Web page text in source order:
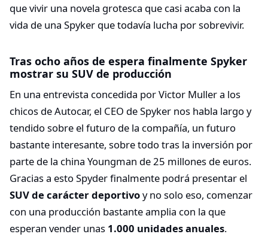
que vivir una novela grotesca que casi acaba con la
vida de una Spyker que todavía lucha por sobrevivir.
Tras ocho años de espera finalmente Spyker
mostrar su SUV de producción
En una entrevista concedida por Victor Muller a los
chicos de Autocar, el CEO de Spyker nos habla largo y
tendido sobre el futuro de la compañía, un futuro
bastante interesante, sobre todo tras la inversión por
parte de la china Youngman de 25 millones de euros.
Gracias a esto Spyder finalmente podrá presentar el
SUV de carácter deportivoy no solo eso, comenzar
con una producción bastante amplia con la que
esperan vender unas 1.000 unidades anuales.